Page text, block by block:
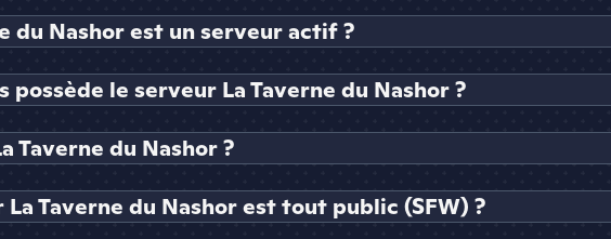
du Nashor est un serveur actif ?
possède le serveur La Taverne du Nashor ?
Taverne du Nashor ?
Taverne du Nashor est tout public (SFW) ?